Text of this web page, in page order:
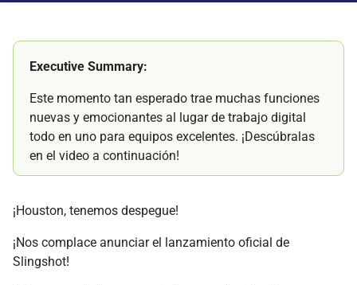
Executive Summary:
Este momento tan esperado trae muchas funciones
nuevas y emocionantes al lugar de trabajo digital
todo en uno para equipos excelentes. ¡Descúbralas
en el video a continuación!
¡Houston, tenemos despegue!
¡Nos complace anunciar el lanzamiento oficial de
Slingshot!